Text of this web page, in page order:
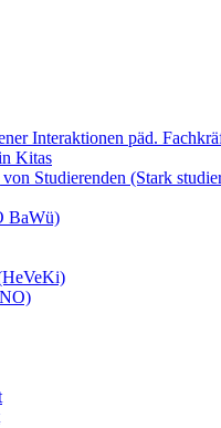
Interaktionen päd.
Kitas
Studierenden (Stark
BaWü)